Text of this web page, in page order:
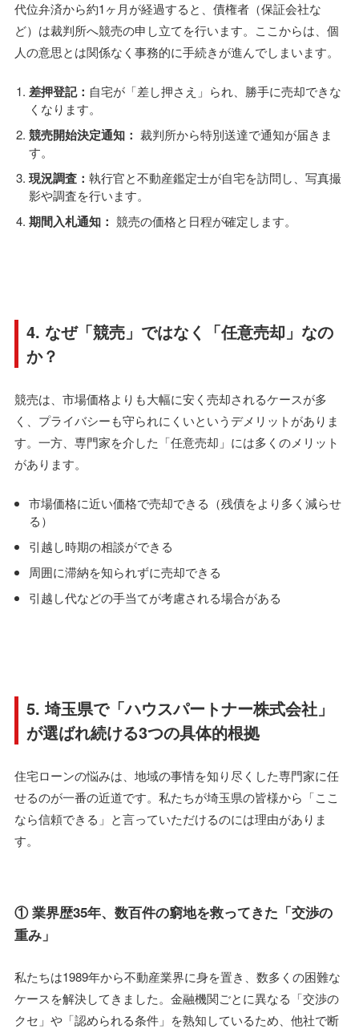
代位弁済から約1ヶ月が経過すると、債権者（保証会社な
ど）は裁判所へ競売の申し立てを行います。ここからは、個
人の意思とは関係なく事務的に手続きが進んでしまいます。
差押登記： 自宅が「差し押さえ」られ、勝手に売却できな
くなります。
競売開始決定通知： 裁判所から特別送達で通知が届きま
す。
現況調査： 執行官と不動産鑑定士が自宅を訪問し、写真撮
影や調査を行います。
期間入札通知： 競売の価格と日程が確定します。
4. なぜ「競売」ではなく「任意売却」なの
か？
競売は、市場価格よりも大幅に安く売却されるケースが多
く、プライバシーも守られにくいというデメリットがありま
す。一方、専門家を介した「任意売却」には多くのメリット
があります。
市場価格に近い価格で売却できる（残債をより多く減らせ
る）
引越し時期の相談ができる
周囲に滞納を知られずに売却できる
引越し代などの手当てが考慮される場合がある
5. 埼玉県で「ハウスパートナー株式会社」
が選ばれ続ける3つの具体的根拠
住宅ローンの悩みは、地域の事情を知り尽くした専門家に任
せるのが一番の近道です。私たちが埼玉県の皆様から「ここ
なら信頼できる」と言っていただけるのには理由がありま
す。
① 業界歴35年、数百件の窮地を救ってきた「交渉の
重み」
私たちは1989年から不動産業界に身を置き、数多くの困難な
ケースを解決してきました。金融機関ごとに異なる「交渉の
クセ」や「認められる条件」を熟知しているため、他社で断